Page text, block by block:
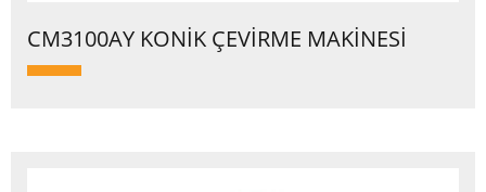
CM3100AY KONİK ÇEVİRME MAKİNESİ